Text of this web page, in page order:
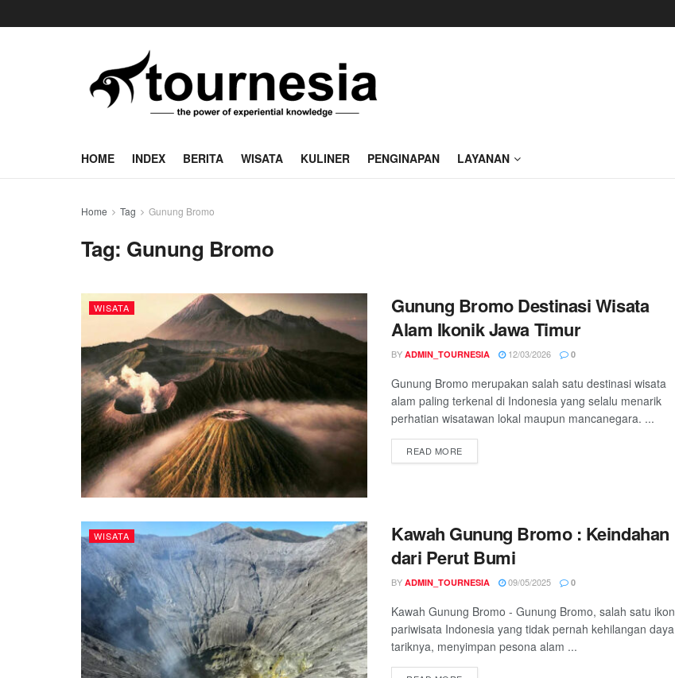
HOME INDEX BERITA WISATA KULINER PENGINAPAN LAYANAN
Home Tag Gunung Bromo
Tag: Gunung Bromo
WISATA
Gunung Bromo Destinasi Wisata
Alam Ikonik Jawa Timur
BY ADMIN_TOURNESIA 12/03/2026 0
Gunung Bromo merupakan salah satu destinasi wisata
alam paling terkenal di Indonesia yang selalu menarik
perhatian wisatawan lokal maupun mancanegara. ...
READ MORE
WISATA
Kawah Gunung Bromo : Keindahan
dari Perut Bumi
BY ADMIN_TOURNESIA 09/05/2025 0
Kawah Gunung Bromo - Gunung Bromo, salah satu ikon
pariwisata Indonesia yang tidak pernah kehilangan daya
tariknya, menyimpan pesona alam ...